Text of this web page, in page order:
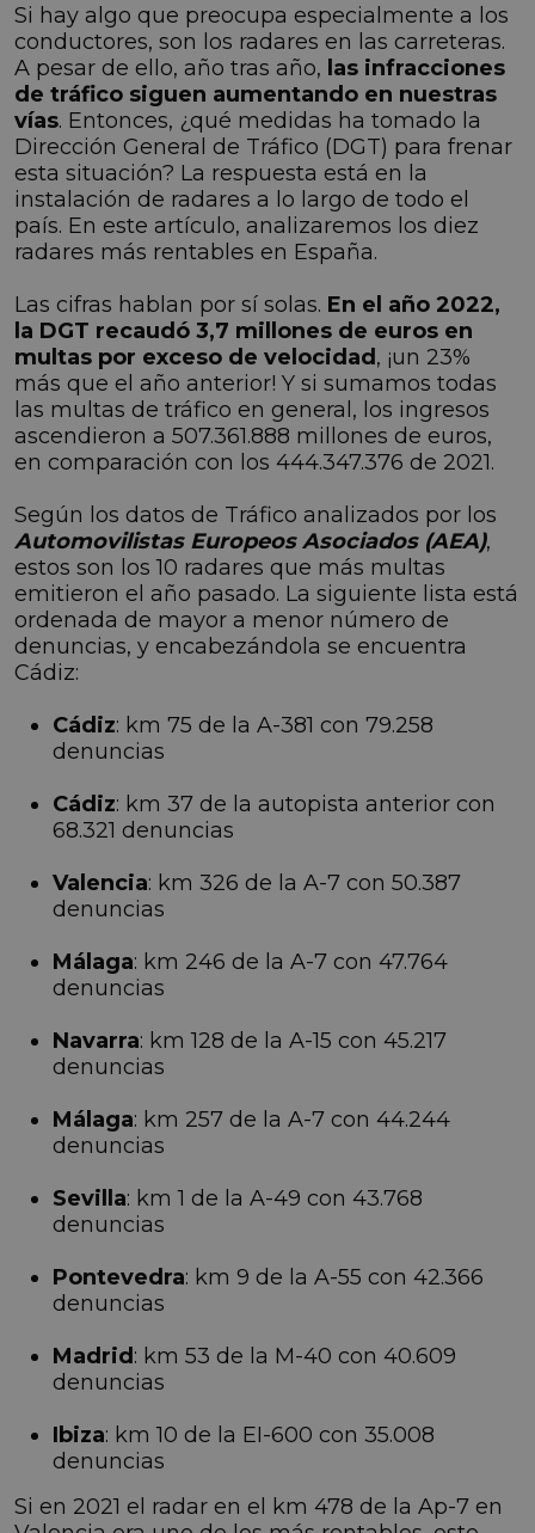
Si hay algo que preocupa especialmente a los
conductores, son los radares en las carreteras.
A pesar de ello, año tras año, las infracciones
de tráfico siguen aumentando en nuestras
vías. Entonces, ¿qué medidas ha tomado la
Dirección General de Tráfico (DGT) para frenar
esta situación? La respuesta está en la
instalación de radares a lo largo de todo el
país. En este artículo, analizaremos los diez
radares más rentables en España.
Las cifras hablan por sí solas. En el año 2022,
la DGT recaudó 3,7 millones de euros en
multas por exceso de velocidad, ¡un 23%
más que el año anterior! Y si sumamos todas
las multas de tráfico en general, los ingresos
ascendieron a 507.361.888 millones de euros,
en comparación con los 444.347.376 de 2021.
Según los datos de Tráfico analizados por los
Automovilistas Europeos Asociados (AEA),
estos son los 10 radares que más multas
emitieron el año pasado. La siguiente lista está
ordenada de mayor a menor número de
denuncias, y encabezándola se encuentra
Cádiz:
Cádiz: km 75 de la A-381 con 79.258
denuncias
Cádiz: km 37 de la autopista anterior con
68.321 denuncias
Valencia: km 326 de la A-7 con 50.387
denuncias
Málaga: km 246 de la A-7 con 47.764
denuncias
Navarra: km 128 de la A-15 con 45.217
denuncias
Málaga: km 257 de la A-7 con 44.244
denuncias
Sevilla: km 1 de la A-49 con 43.768
denuncias
Pontevedra: km 9 de la A-55 con 42.366
denuncias
Madrid: km 53 de la M-40 con 40.609
denuncias
Ibiza: km 10 de la EI-600 con 35.008
denuncias
Si en 2021 el radar en el km 478 de la Ap-7 en